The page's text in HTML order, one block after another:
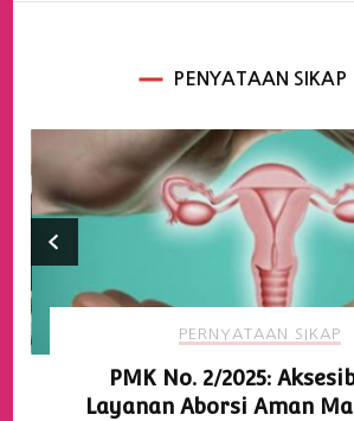
PENYATAAN SIKAP
PERNYATAAN SIKAP
PMK No. 2/2025:
Layanan Aborsi Aman